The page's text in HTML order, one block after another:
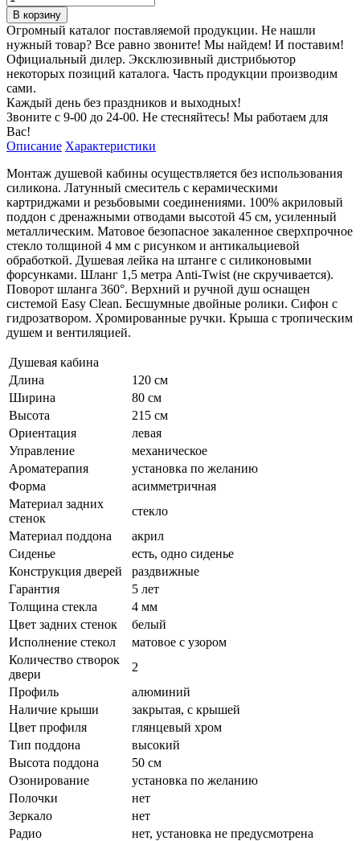
Огромный каталог поставляемой продукции. Не нашли
нужный товар? Все равно звоните! Мы найдем! И поставим!
Официальный дилер. Эксклюзивный дистрибьютор
некоторых позиций каталога. Часть продукции производим
сами.
Каждый день без праздников и выходных!
Звоните с 9-00 до 24-00. Не стесняйтесь! Мы работаем для
Вас!
Описание Характеристики
Монтаж душевой кабины осуществляется без использования
силикона. Латунный смеситель с керамическими
картриджами и резьбовыми соединениями. 100% акриловый
поддон с дренажными отводами высотой 45 см, усиленный
металлическим. Матовое безопасное закаленное сверхпрочное
стекло толщиной 4 мм с рисунком и антикальциевой
обработкой. Душевая лейка на штанге с силиконовыми
форсунками. Шланг 1,5 метра Anti-Twist (не скручивается).
Поворот шланга 360°. Верхний и ручной душ оснащен
системой Easy Clean. Бесшумные двойные ролики. Сифон с
гидрозатвором. Хромированные ручки. Крыша с тропическим
душем и вентиляцией.
Душевая кабина
Длина
120 см
Ширина
80 см
Высота
215 см
Ориентация
левая
Управление
механическое
Ароматерапия
установка по желанию
Форма
асимметричная
Материал задних
стенок
стекло
Материал поддона
акрил
Сиденье
есть, одно сиденье
Конструкция дверей
раздвижные
Гарантия
5 лет
Толщина стекла
4 мм
Цвет задних стенок
белый
Исполнение стекол
матовое с узором
Количество створок
двери
2
Профиль
алюминий
Наличие крыши
закрытая, с крышей
Цвет профиля
глянцевый хром
Тип поддона
высокий
Высота поддона
50 см
Озонирование
установка по желанию
Полочки
нет
Зеркало
нет
Радио
нет, установка не предусмотрена